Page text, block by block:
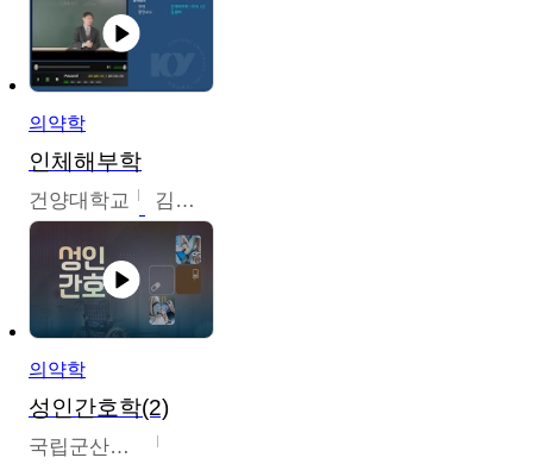
의약학
인체해부학
건양대학교 김철태
의약학
성인간호학(2)
국립군산대학교